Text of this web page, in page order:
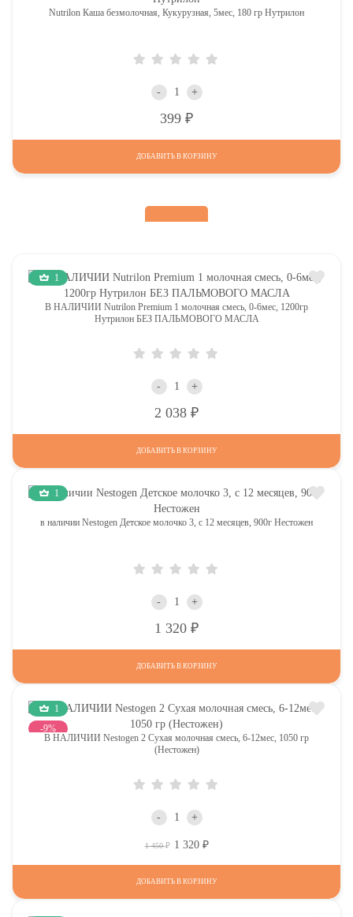
Nutrilon Каша безмолочная, Кукурузная, 5мес, 180 гр Нутрилон
- +
399
ДОБАВИТЬ В КОРЗИНУ
1
В НАЛИЧИИ Nutrilon Premium 1 молочная смесь, 0-6мес, 1200гр
Нутрилон БЕЗ ПАЛЬМОВОГО МАСЛА
- +
2 038
ДОБАВИТЬ В КОРЗИНУ
1
в наличии Nestogen Детское молочко 3, c 12 месяцев, 900г Нестожен
- +
1 320
ДОБАВИТЬ В КОРЗИНУ
1
-9%
В НАЛИЧИИ Nestogen 2 Сухая молочная смесь, 6-12мес, 1050 гр
(Нестожен)
- +
1 450Р 1 320 Р
ДОБАВИТЬ В КОРЗИНУ